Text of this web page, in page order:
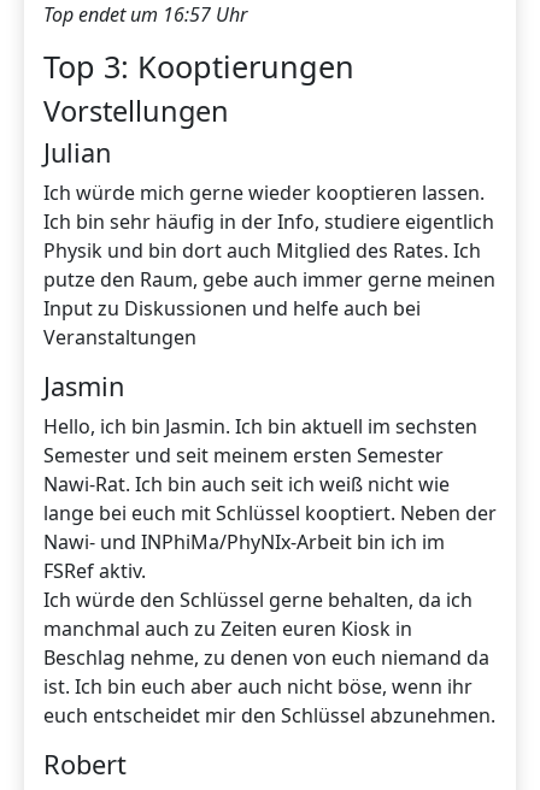
Top endet um 16:57 Uhr
Top 3: Kooptierungen
Vorstellungen
Julian
Ich würde mich gerne wieder kooptieren lassen.
Ich bin sehr häufig in der Info, studiere eigentlich
Physik und bin dort auch Mitglied des Rates. Ich
putze den Raum, gebe auch immer gerne meinen
Input zu Diskussionen und helfe auch bei
Veranstaltungen
Jasmin
Hello, ich bin Jasmin. Ich bin aktuell im sechsten
Semester und seit meinem ersten Semester
Nawi-Rat. Ich bin auch seit ich weiß nicht wie
lange bei euch mit Schlüssel kooptiert. Neben der
Nawi- und INPhiMa/PhyNIx-Arbeit bin ich im
FSRef aktiv.
Ich würde den Schlüssel gerne behalten, da ich
manchmal auch zu Zeiten euren Kiosk in
Beschlag nehme, zu denen von euch niemand da
ist. Ich bin euch aber auch nicht böse, wenn ihr
euch entscheidet mir den Schlüssel abzunehmen.
Robert